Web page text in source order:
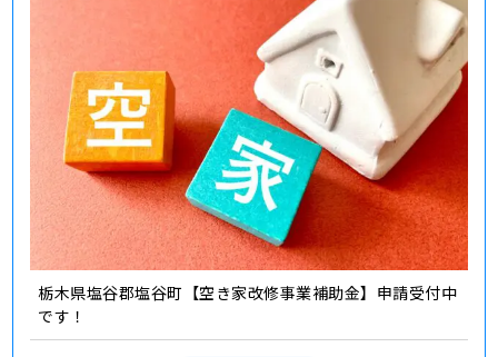
栃木県塩谷郡塩谷町【空き家改修事業補助金】申請受付中
です！